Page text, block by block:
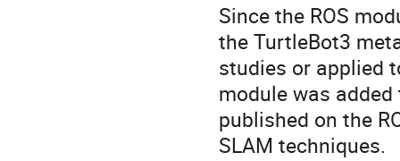
Since the ROS
the TurtleBot3
studies or applied
module was
published on the
SLAM techniques.